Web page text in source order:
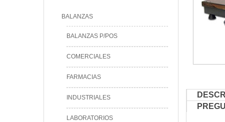
BALANZAS
BALANZAS P/POS
COMERCIALES
FARMACIAS
INDUSTRIALES
LABORATORIOS